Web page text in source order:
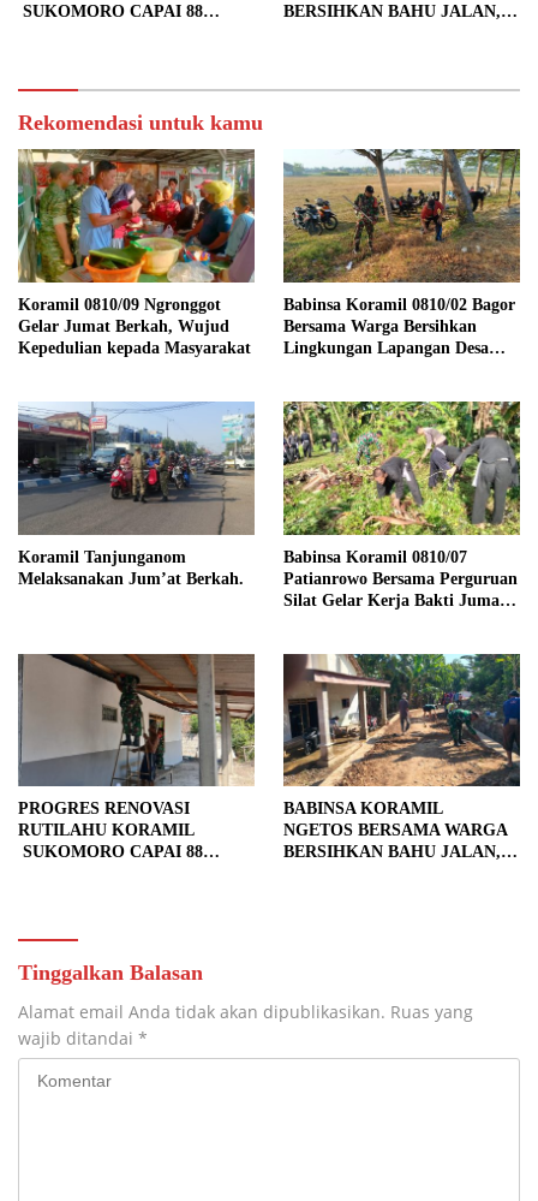
SUKOMORO CAPAI 88
BERSIHKAN BAHU JALAN,
Rekomendasi untuk kamu
Koramil 0810/09 Ngronggot
Gelar Jumat Berkah, Wujud
Kepedulian kepada Masyarakat
Babinsa Koramil 0810/02 Bagor
Bersama Warga Bersihkan
Lingkungan Lapangan Desa
Koramil Tanjunganom
Melaksanakan Jum’at Berkah.
Babinsa Koramil 0810/07
Patianrowo Bersama Perguruan
Silat Gelar Kerja Bakti Jumat
PROGRES RENOVASI
RUTILAHU KORAMIL
SUKOMORO CAPAI 88
BABINSA KORAMIL
NGETOS BERSAMA WARGA
BERSIHKAN BAHU JALAN,
Tinggalkan Balasan
Alamat email Anda tidak akan dipublikasikan. Ruas yang
wajib ditandai *